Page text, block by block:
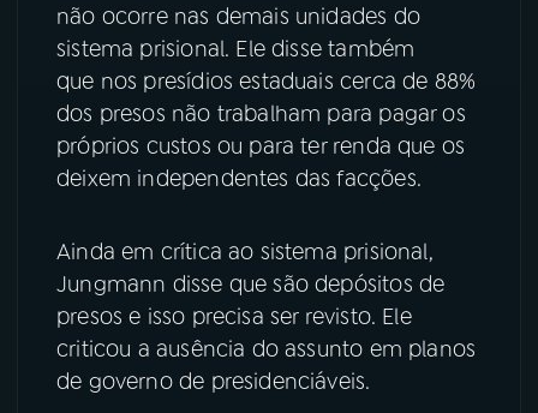
não ocorre nas demais unidades do
sistema prisional. Ele disse também
que nos presídios estaduais cerca de 88%
dos presos não trabalham para pagar os
próprios custos ou para ter renda que os
deixem independentes das facções.
Ainda em crítica ao sistema prisional,
Jungmann disse que são depósitos de
presos e isso precisa ser revisto. Ele
criticou a ausência do assunto em planos
de governo de presidenciáveis.